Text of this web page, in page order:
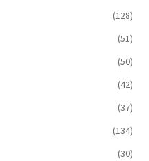
(128)
(51)
(50)
(42)
(37)
(134)
(30)